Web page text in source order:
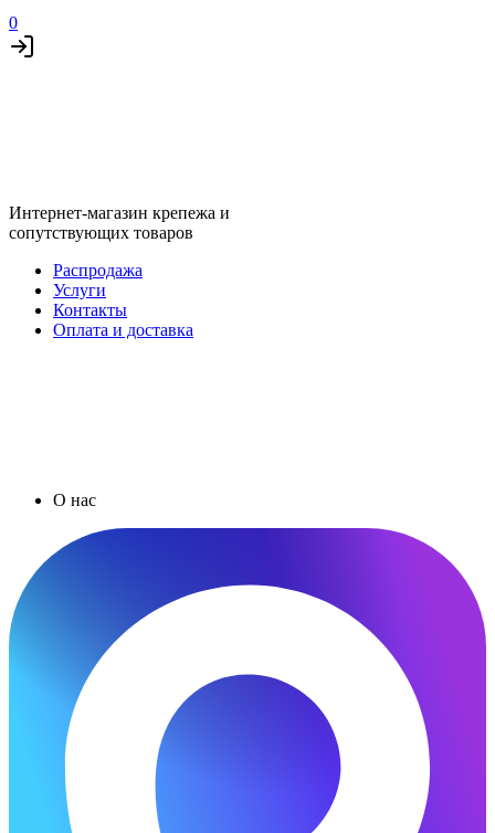
0
Интернет-магазин крепежа и
сопутствующих товаров
Распродажа
Услуги
Контакты
Оплата и доставка
О нас